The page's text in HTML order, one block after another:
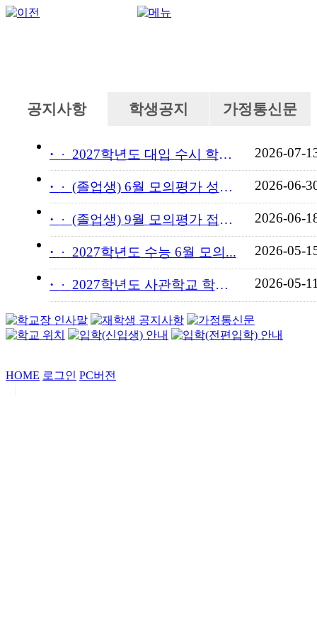
공지사항 학생공지 가정통신문
· 2027학년도 대입 수시 학교... 2026-07-
· (졸업생) 6월 모의평가 성적... 2026-06-
· (졸업생) 9월 모의평가 접수... 2026-06-
· 2027학년도 수능 6월 모의... 2026-05-
· 2027학년도 사관학교 학교장... 2026-05-
HOME 로그인 PC버전